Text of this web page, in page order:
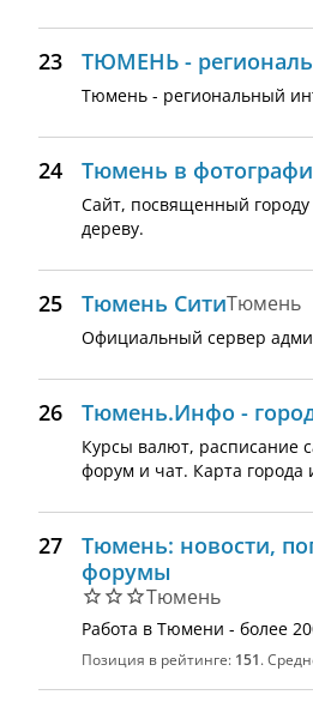
23 ТЮМЕНЬ -
Тюмень - региональный
24 Тюмень в
Сайт, посвященный
дереву.
25 Тюмень СитиТюмень
Официальный сервер
26 Тюмень.Инфо -
Курсы валют, расписание
форум и чат. Карта
27
Тюмень: новости,
форумы
Тюмень
Работа в Тюмени - более
Позиция в рейтинге: 151.